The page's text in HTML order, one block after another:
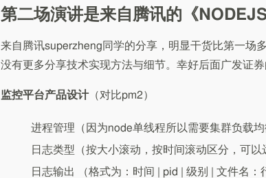
第二场演讲是来自腾讯的《
来自腾讯superzheng同学的分享，明显干货比第一场
没有更多分享技术实现方法与细节。幸好后面广发证
监控平台产品设计（对比pm2）
进程管理（因为node单线程所以需要集群负载均
日志类型（按大小滚动，按时间滚动区分，可以
日志输出 （格式为：时间 | pid | 级别 | 文件名：